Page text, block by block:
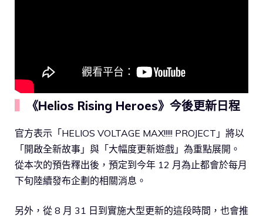
《Helios Rising Heroes》今後更新日程
官方表示「HELIOS VOLTAGE MAX!!!!! PROJECT」將以
「開啟全新故事」與「大幅度更新遊戲」為重點展開。
從本次的預告釋出後，預定到今年 12 月為止都會於每月
下旬陸續發布企劃的相關消息。
另外，從 8 月 31 日到實施大型更新的這段時間，也會推